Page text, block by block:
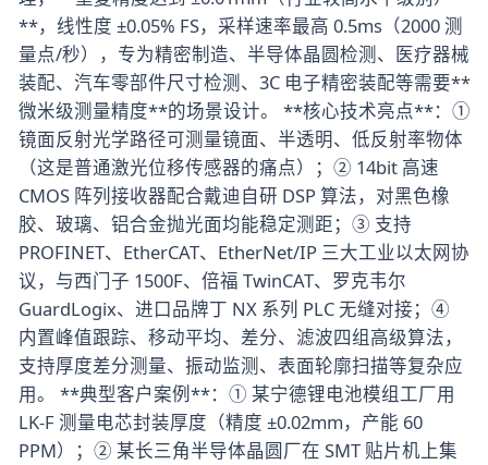
**，线性度 ±0.05% FS，采样速率最高 0.5ms（2000 测
量点/秒），专为精密制造、半导体晶圆检测、医疗器械
装配、汽车零部件尺寸检测、3C 电子精密装配等需要**
微米级测量精度**的场景设计。 **核心技术亮点**：①
镜面反射光学路径可测量镜面、半透明、低反射率物体
（这是普通激光位移传感器的痛点）；② 14bit 高速
CMOS 阵列接收器配合戴迪自研 DSP 算法，对黑色橡
胶、玻璃、铝合金抛光面均能稳定测距；③ 支持
PROFINET、EtherCAT、EtherNet/IP 三大工业以太网协
议，与西门子 1500F、倍福 TwinCAT、罗克韦尔
GuardLogix、进口品牌丁 NX 系列 PLC 无缝对接；④
内置峰值跟踪、移动平均、差分、滤波四组高级算法，
支持厚度差分测量、振动监测、表面轮廓扫描等复杂应
用。 **典型客户案例**：① 某宁德锂电池模组工厂用
LK-F 测量电芯封装厚度（精度 ±0.02mm，产能 60
PPM）；② 某长三角半导体晶圆厂在 SMT 贴片机上集